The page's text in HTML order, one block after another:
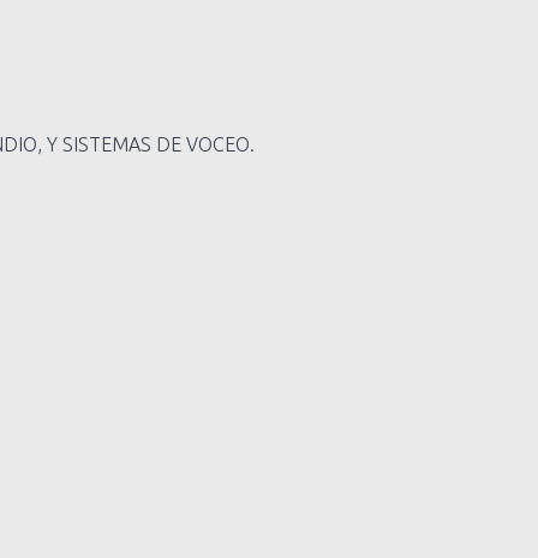
Y SISTEMAS DE VOCEO.